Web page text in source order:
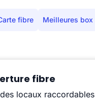
fibre Meilleures box
fibre
locaux raccordables